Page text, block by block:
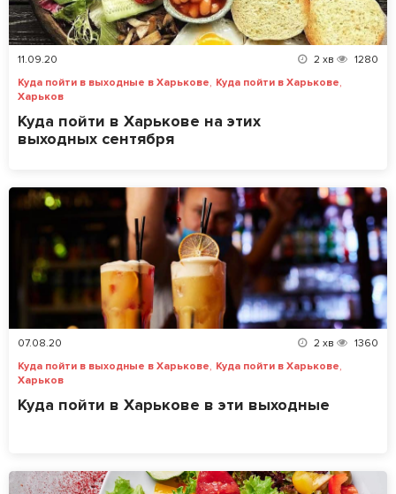
11.09.20 2 хв
1280
Куда пойти в выходные в Харькове, Куда пойти в Харькове,
Харьков
Куда пойти в Харькове на этих
выходных сентября
07.08.20 2 хв
1360
Куда пойти в выходные в Харькове, Куда пойти в Харькове,
Харьков
Куда пойти в Харькове в эти выходные